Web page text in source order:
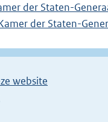
der Staten-
der Staten-
website